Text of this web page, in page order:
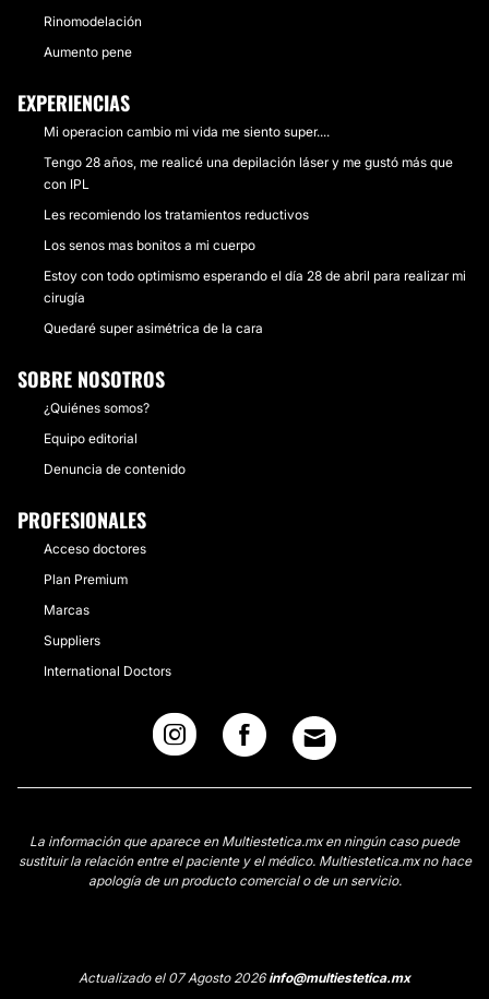
Rinomodelación
Aumento pene
EXPERIENCIAS
Mi operacion cambio mi vida me siento super....
Tengo 28 años, me realicé una depilación láser y me gustó más que
con IPL
Les recomiendo los tratamientos reductivos
Los senos mas bonitos a mi cuerpo
Estoy con todo optimismo esperando el día 28 de abril para realizar mi
cirugía
Quedaré super asimétrica de la cara
SOBRE NOSOTROS
¿Quiénes somos?
Equipo editorial
Denuncia de contenido
PROFESIONALES
Acceso doctores
Plan Premium
Marcas
Suppliers
International Doctors
La información que aparece en Multiestetica.mx en ningún caso puede
sustituir la relación entre el paciente y el médico. Multiestetica.mx no hace
apología de un producto comercial o de un servicio.
Actualizado el 07 Agosto 2026info@multiestetica.mx